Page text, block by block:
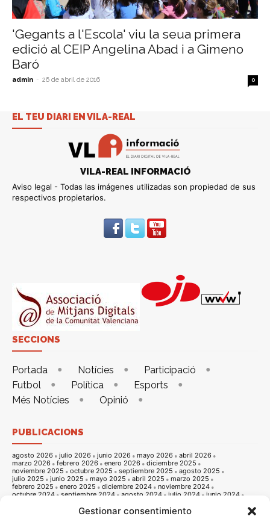
Gestionar consentimiento
'Gegants a l'Escola' viu la seua primera
edició al CEIP Angelina Abad i a Gimeno
Baró
admin - 26 de abril de 2016 0
EL TEU DIARI EN VILA-REAL
VILA-REAL INFORMACIÓ
Aviso legal - Todas las imágenes utilizadas son propiedad de sus
respectivos propietarios.
SECCIONS
Portada Notícies
Participació
Futbol
Política
Esports
Més Notícies
Opinió
PUBLICACIONS
agosto 2026 julio 2026 junio 2026 mayo 2026
abril 2026
marzo 2026
febrero 2026 enero 2026
diciembre 2025
noviembre 2025
octubre 2025 septiembre 2025
agosto 2025
julio 2025
junio 2025 mayo 2025 abril 2025
marzo 2025
febrero 2025
enero 2025 diciembre 2024
noviembre 2024
octubre 2024
septiembre 2024 agosto 2024 julio 2024
junio 2024
noviembre 2023 octubre 2023
septiembre 2023